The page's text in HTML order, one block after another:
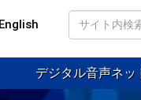
English
サ
イ
ト
デジタル音声ネッ